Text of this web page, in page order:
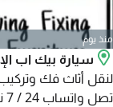
منذ يوم
سيارة بيك اب
لنقل أثاث فك وتركيب
تصل واتساب 24 / 7 نجار عامل موجود